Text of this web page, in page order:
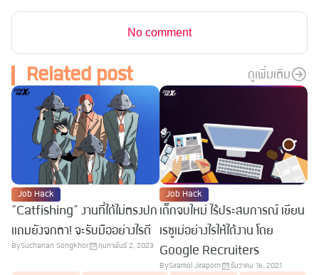
No comment
Related post ดูเพิ่มเติม
Job Hack
“Catfishing” งานที่ได้ไม่ตรงปก
แถมยังจกตา! จะรับมืออย่างไรดี
BySuchanan Songkhor กุมภาพันธ์ 2, 2023
Job Hack
เด็กจบใหม่ ไร้ประสบการณ์ เขียน
เรซูเม่อย่างไรให้ได้งาน โดย
Google Recruiters
BySiramol Jiraporn ธันวาคม 16, 2021